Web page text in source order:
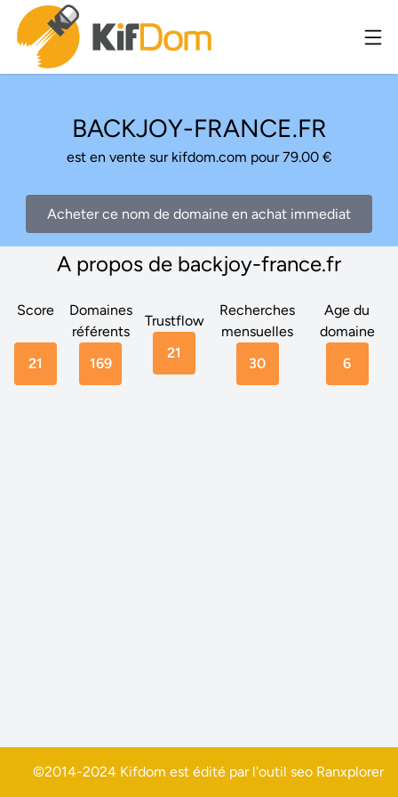
BACKJOY-FRANCE.FR
est en vente sur kifdom.com pour 79.00 €
Acheter ce nom de domaine en achat immediat
A propos de backjoy-france.fr
Score
21
Domaines
référents
169
Trustflow
21
Recherches
mensuelles
30
Age du
domaine
6
©2014-2024 Kifdom est édité par l'outil seo Ranxplorer